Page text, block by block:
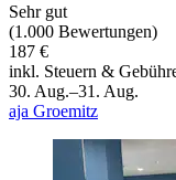
Sehr gut
(1.000 Bewertungen)
187 €
inkl. Steuern &
30. Aug.–31. Aug.
aja Groemitz